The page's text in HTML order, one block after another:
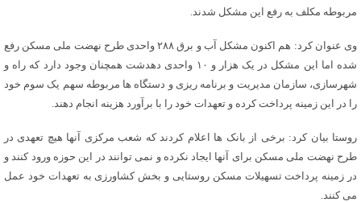
مربوطه مکلف به رفع این مشکل شدند.
وی عنوان کرد: هم اکنون مشکل آب و برق ۲۸۸ واحدی طرح نهضت ملی مسکن رفع
شده اما این مشکل در یک هزار و ۱۰ واحدی دهدشت همچنان وجود دارد که راه و
شهرسازی، سازمان مدیریت و برنامه ریزی و دستگاه ها مربوطه سهم یک سوم خود
را در این زمینه پرداخت کرده و تعهدات خود را با برآورد هزینه انجام دهند.
روستا بیان کرد: برخی از بانک ها اعلام کردند که شعب مرکزی آنها هیچ تعهدی در
طرح نهضت ملی مسکن برای آنها ایجاد نکرده و نمی توانند در این حوزه ورود کنند و
در زمینه پرداخت تسهیلات مسکن روستایی و بخش کشاورزی به تعهدات خود عمل
می کنند.